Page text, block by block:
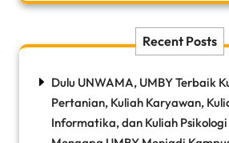
Recent Posts
Dulu UNWAMA, UMBY Terbaik
Pertanian, Kuliah Karyawan,
Informatika, dan Kuliah